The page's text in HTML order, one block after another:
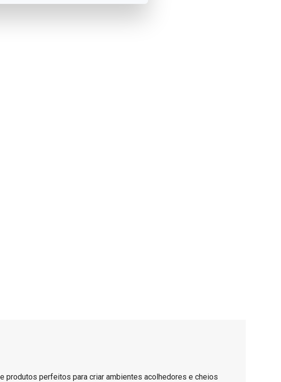
produtos perfeitos para criar ambientes acolhedores e cheios